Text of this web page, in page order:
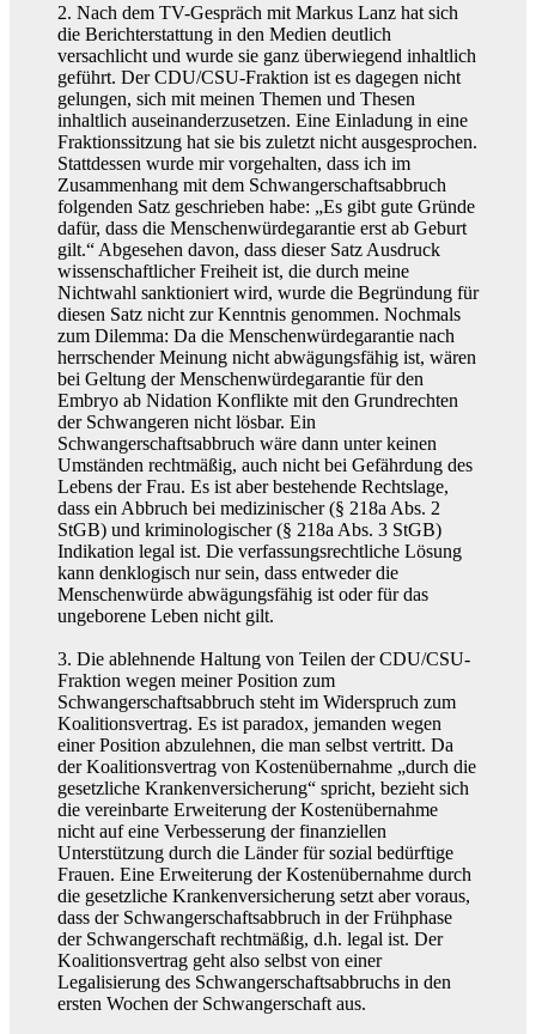
2. Nach dem TV-Gespräch mit Markus Lanz hat sich
die Berichterstattung in den Medien deutlich
versachlicht und wurde sie ganz überwiegend inhaltlich
geführt. Der CDU/CSU-Fraktion ist es dagegen nicht
gelungen, sich mit meinen Themen und Thesen
inhaltlich auseinanderzusetzen. Eine Einladung in eine
Fraktionssitzung hat sie bis zuletzt nicht ausgesprochen.
Stattdessen wurde mir vorgehalten, dass ich im
Zusammenhang mit dem Schwangerschaftsabbruch
folgenden Satz geschrieben habe: „Es gibt gute Gründe
dafür, dass die Menschenwürdegarantie erst ab Geburt
gilt.“ Abgesehen davon, dass dieser Satz Ausdruck
wissenschaftlicher Freiheit ist, die durch meine
Nichtwahl sanktioniert wird, wurde die Begründung für
diesen Satz nicht zur Kenntnis genommen. Nochmals
zum Dilemma: Da die Menschenwürdegarantie nach
herrschender Meinung nicht abwägungsfähig ist, wären
bei Geltung der Menschenwürdegarantie für den
Embryo ab Nidation Konflikte mit den Grundrechten
der Schwangeren nicht lösbar. Ein
Schwangerschaftsabbruch wäre dann unter keinen
Umständen rechtmäßig, auch nicht bei Gefährdung des
Lebens der Frau. Es ist aber bestehende Rechtslage,
dass ein Abbruch bei medizinischer (§ 218a Abs. 2
StGB) und kriminologischer (§ 218a Abs. 3 StGB)
Indikation legal ist. Die verfassungsrechtliche Lösung
kann denklogisch nur sein, dass entweder die
Menschenwürde abwägungsfähig ist oder für das
ungeborene Leben nicht gilt.
3. Die ablehnende Haltung von Teilen der CDU/CSU-
Fraktion wegen meiner Position zum
Schwangerschaftsabbruch steht im Widerspruch zum
Koalitionsvertrag. Es ist paradox, jemanden wegen
einer Position abzulehnen, die man selbst vertritt. Da
der Koalitionsvertrag von Kostenübernahme „durch die
gesetzliche Krankenversicherung“ spricht, bezieht sich
die vereinbarte Erweiterung der Kostenübernahme
nicht auf eine Verbesserung der finanziellen
Unterstützung durch die Länder für sozial bedürftige
Frauen. Eine Erweiterung der Kostenübernahme durch
die gesetzliche Krankenversicherung setzt aber voraus,
dass der Schwangerschaftsabbruch in der Frühphase
der Schwangerschaft rechtmäßig, d.h. legal ist. Der
Koalitionsvertrag geht also selbst von einer
Legalisierung des Schwangerschaftsabbruchs in den
ersten Wochen der Schwangerschaft aus.